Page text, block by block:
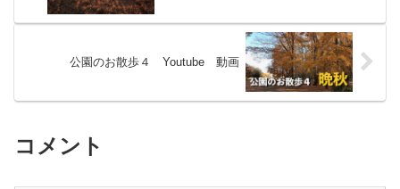
公園のお散歩４ Youtube 動画
コメント